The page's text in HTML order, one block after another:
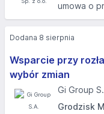
umowa o
Wsparcie przy
wybór zmian
Gi Group
Grodzisk
Dodana 8 sierpnia